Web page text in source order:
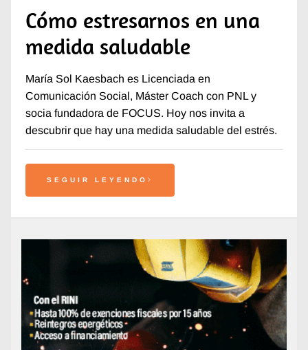
Cómo estresarnos en una
medida saludable
María Sol Kaesbach es Licenciada en
Comunicación Social, Máster Coach con PNL y
socia fundadora de FOCUS. Hoy nos invita a
descubrir que hay una medida saludable del estrés.
SEGUIR LEYENDO